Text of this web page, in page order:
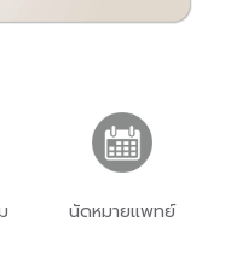
นัดหมายแพทย์